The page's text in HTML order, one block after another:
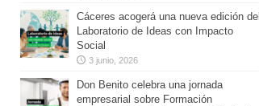
Cáceres acogerá una nueva edición del
Laboratorio de Ideas con Impacto
Social
3 junio, 2026
Don Benito celebra una jornada
empresarial sobre Formación